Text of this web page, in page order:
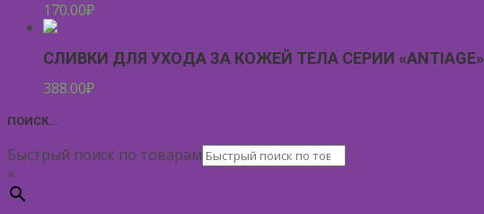
170.00₽
СЛИВКИ ДЛЯ УХОДА ЗА КОЖЕЙ ТЕЛА СЕРИИ «ANTIAGE»
388.00₽
ПОИСК…
Быстрый поиск по товарам
×